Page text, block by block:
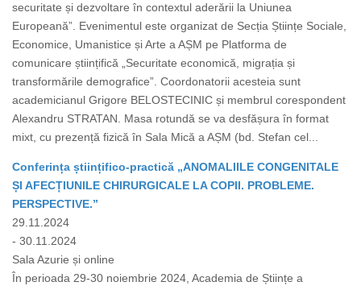
securitate și dezvoltare în contextul aderării la Uniunea
Europeană”. Evenimentul este organizat de Secția Științe Sociale,
Economice, Umanistice și Arte a AȘM pe Platforma de
comunicare științifică „Securitate economică, migrația și
transformările demografice”. Coordonatorii acesteia sunt
academicianul Grigore BELOSTECINIC și membrul corespondent
Alexandru STRATAN. Masa rotundă se va desfășura în format
mixt, cu prezență fizică în Sala Mică a AȘM (bd. Stefan cel...
Conferința științifico-practică „ANOMALIILE CONGENITALE
ȘI AFECȚIUNILE CHIRURGICALE LA COPII. PROBLEME.
PERSPECTIVE.”
29.11.2024
- 30.11.2024
Sala Azurie și online
În perioada 29-30 noiembrie 2024, Academia de Științe a